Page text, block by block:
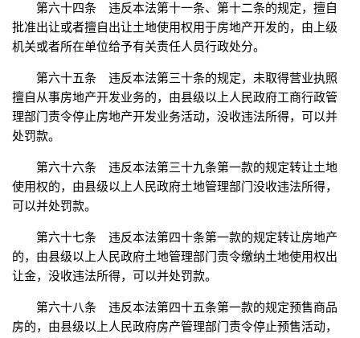
第六十四条 违反本法第十一条、第十二条的规定，擅自
批准出让或者擅自出让土地使用权用于房地产开发的，由上级
机关或者所在单位给予有关责任人员行政处分。
第六十五条 违反本法第三十条的规定，未取得营业执照
擅自从事房地产开发业务的，由县级以上人民政府工商行政管
理部门责令停止房地产开发业务活动，没收违法所得，可以并
处罚款。
第六十六条 违反本法第三十九条第一款的规定转让土地
使用权的，由县级以上人民政府土地管理部门没收违法所得，
可以并处罚款。
第六十七条 违反本法第四十条第一款的规定转让房地产
的，由县级以上人民政府土地管理部门责令缴纳土地使用权出
让金，没收违法所得，可以并处罚款。
第六十八条 违反本法第四十五条第一款的规定预售商品
房的，由县级以上人民政府房产管理部门责令停止预售活动，